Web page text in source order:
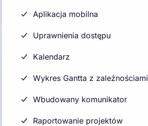
Aplikacja mobilna
Uprawnienia dostępu
Kalendarz
Wykres Gantta z zależnościami
Wbudowany komunikator
Raportowanie projektów